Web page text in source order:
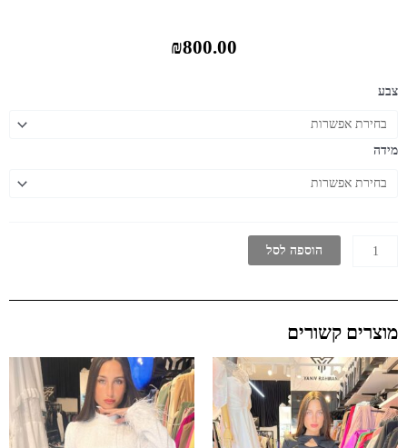
₪800.00
צבע
מידה
כמות
שמלת
מחוך
מאחור
הוספה לסל
מוצרים קשורים